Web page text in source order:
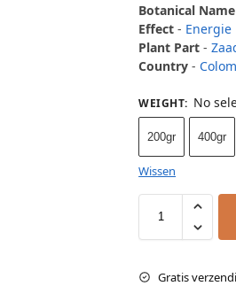
Botanical Name
Effect - Energie
Plant Part -
Country -
WEIGHT: No
200gr 400gr
Wissen
Gratis